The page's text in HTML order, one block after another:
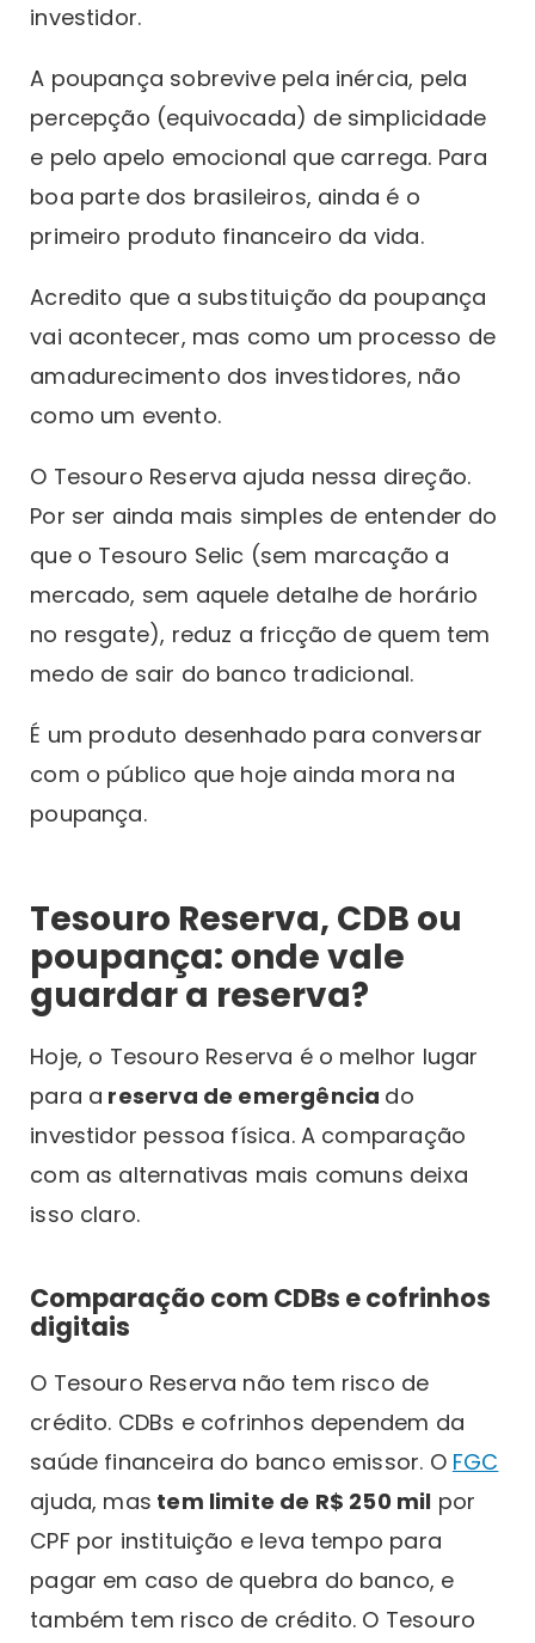
investidor.
A poupança sobrevive pela inércia, pela
percepção (equivocada) de simplicidade
e pelo apelo emocional que carrega. Para
boa parte dos brasileiros, ainda é o
primeiro produto financeiro da vida.
Acredito que a substituição da poupança
vai acontecer, mas como um processo de
amadurecimento dos investidores, não
como um evento.
O Tesouro Reserva ajuda nessa direção.
Por ser ainda mais simples de entender do
que o Tesouro Selic (sem marcação a
mercado, sem aquele detalhe de horário
no resgate), reduz a fricção de quem tem
medo de sair do banco tradicional.
É um produto desenhado para conversar
com o público que hoje ainda mora na
poupança.
Tesouro Reserva, CDB ou
poupança: onde vale
guardar a reserva?
Hoje, o Tesouro Reserva é o melhor lugar
para a reserva de emergência do
investidor pessoa física. A comparação
com as alternativas mais comuns deixa
isso claro.
Comparação com CDBs e cofrinhos
digitais
O Tesouro Reserva não tem risco de
crédito. CDBs e cofrinhos dependem da
saúde financeira do banco emissor. O FGC
ajuda, mas tem limite de R$ 250 mil por
CPF por instituição e leva tempo para
pagar em caso de quebra do banco, e
também tem risco de crédito. O Tesouro